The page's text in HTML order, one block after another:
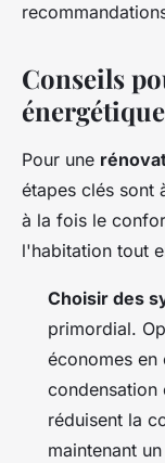
Conseils
Pour une
étapes clés sont
à la fois le
l'habitation tout
Choisir des
primordial.
économes en
condensation
réduisent la
maintenant